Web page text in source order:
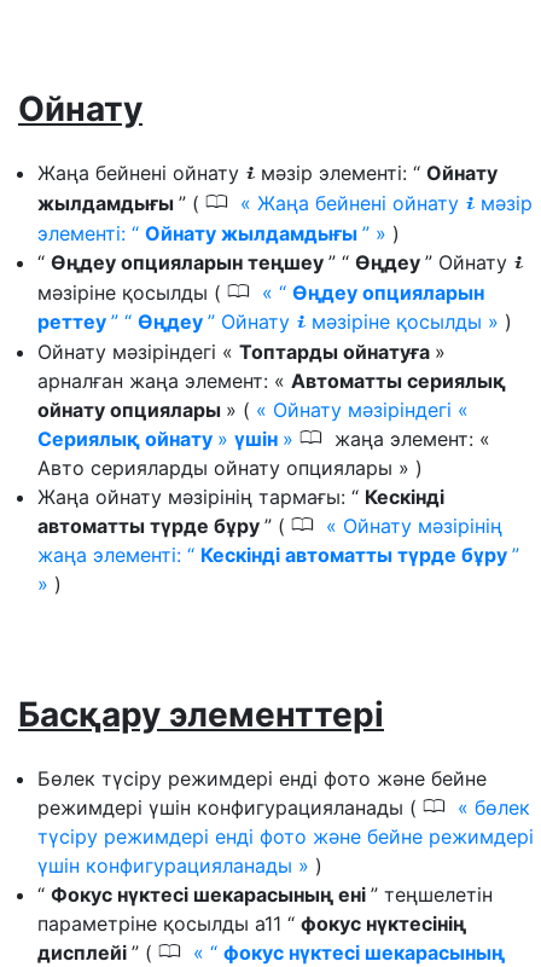
Ойнату
Жаңа бейнені ойнату i мәзір элементі: “ Ойнату
жылдамдығы ” ( 0 Жаңа бейнені ойнату i мәзір
элементі: “ Ойнату жылдамдығы ”
)
“ Өңдеу опцияларын теңшеу ” “ Өңдеу ” Ойнату i
мәзіріне қосылды ( 0 “ Өңдеу опцияларын
реттеу ” “ Өңдеу ” Ойнату i мәзіріне қосылды
)
Ойнату мәзіріндегі « Топтарды ойнатуға »
арналған жаңа элемент: « Автоматты сериялық
ойнату опциялары » (
Ойнату мәзіріндегі «
Сериялық ойнату » үшін 0 жаңа элемент: «
Авто серияларды ойнату опциялары » )
Жаңа ойнату мәзірінің тармағы: “ Кескінді
автоматты түрде бұру ” ( 0
Ойнату мәзірінің
жаңа элементі: “ Кескінді автоматты түрде бұру ”
)
Басқару элементтері
Бөлек түсіру режимдері енді фото және бейне
режимдері үшін конфигурацияланады ( 0
бөлек
түсіру режимдері енді фото және бейне режимдері
үшін конфигурацияланады
)
“ Фокус нүктесі шекарасының ені ” теңшелетін
параметріне қосылды a11 “ фокус нүктесінің
дисплейі ” ( 0 “ фокус нүктесі шекарасының